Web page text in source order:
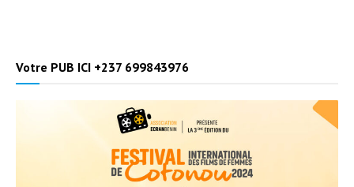
Votre PUB ICI +237 699843976